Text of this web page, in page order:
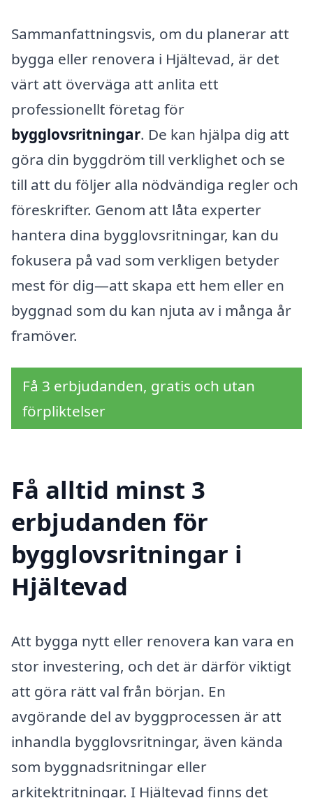
Sammanfattningsvis, om du planerar att
bygga eller renovera i Hjältevad, är det
värt att överväga att anlita ett
professionellt företag för
bygglovsritningar. De kan hjälpa dig att
göra din byggdröm till verklighet och se
till att du följer alla nödvändiga regler och
föreskrifter. Genom att låta experter
hantera dina bygglovsritningar, kan du
fokusera på vad som verkligen betyder
mest för dig—att skapa ett hem eller en
byggnad som du kan njuta av i många år
framöver.
Få 3 erbjudanden, gratis och utan
förpliktelser
Få alltid minst 3
erbjudanden för
bygglovsritningar i
Hjältevad
Att bygga nytt eller renovera kan vara en
stor investering, och det är därför viktigt
att göra rätt val från början. En
avgörande del av byggprocessen är att
inhandla bygglovsritningar, även kända
som byggnadsritningar eller
arkitektritningar. I Hjältevad finns det